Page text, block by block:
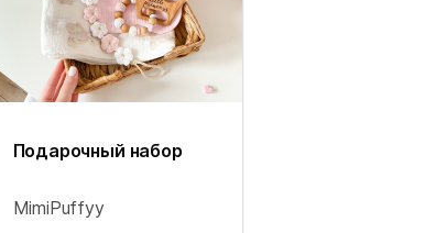
Подарочный набор
MimiPuffyy